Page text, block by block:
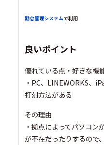
勤怠管理システムで利用
良いポイント
優れている点・好きな機
・PC、LINEWORKS、
打刻方法がある
その理由
・拠点によってパソコン
が不在だったりするので